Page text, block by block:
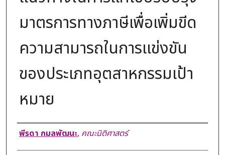
มาตรการทางภาษีเพื่อเพิ่มขีด
ความสามารถในการแข่งขัน
ของประเภทอุตสาหกรรมเป้า
หมาย
Author
พีรดา กมลพัฒนะ, คณะนิติศาสตร์